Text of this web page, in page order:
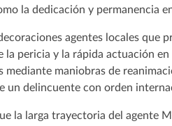
la dedicación y permanencia
agentes locales que
la pericia y la rápida actuación
mediante maniobras de
un delincuente con orden
la larga trayectoria del agente